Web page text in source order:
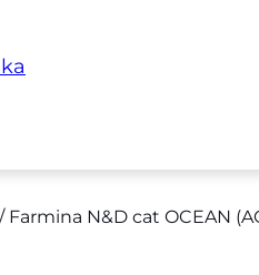
/ Farmina N&D cat OCEAN